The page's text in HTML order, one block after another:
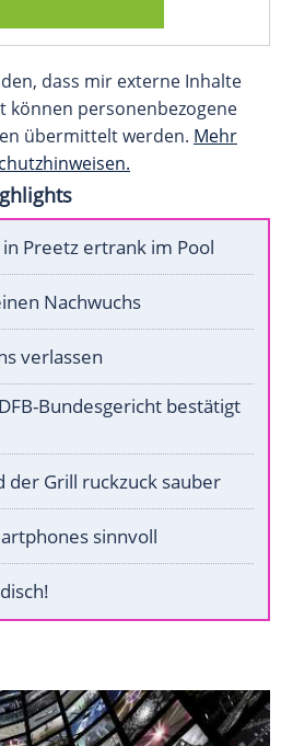
dass mir externe Inhalte
können personenbezogene
übermittelt werden. Mehr
Preetz ertrank im Pool
Nachwuchs
verlassen
Bundesgericht bestätigt
der Grill ruckzuck sauber
sinnvoll